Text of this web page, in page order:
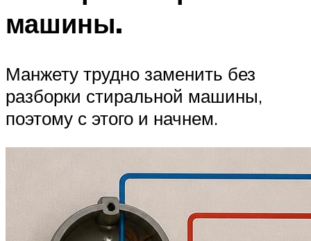
машины.
Манжету трудно заменить без
разборки стиральной машины,
поэтому с этого и начнем.